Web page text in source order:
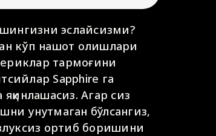
эслайсизми?
кўп нашот олишлари
тармоғини
Sapphire га
Агар сиз
унутмаган бўлсангиз,
ортиб боришини